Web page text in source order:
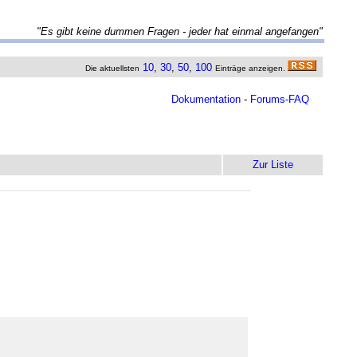
"Es gibt keine dummen Fragen - jeder hat einmal angefangen"
Die aktuellsten 10, 30, 50, 100 Einträge anzeigen.
Dokumentation - Forums-FAQ
Zur Liste